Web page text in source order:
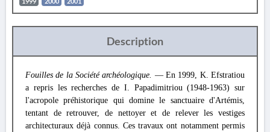
Description
Fouilles de la Société archéologique. — En 1999, K. Efstratiou
a repris les recherches de I. Papadimitriou (1948-1963) sur
l'acropole préhistorique qui domine le sanctuaire d'Artémis,
tentant de retrouver, de nettoyer et de relever les vestiges
architecturaux déjà connus. Ces travaux ont notamment permis